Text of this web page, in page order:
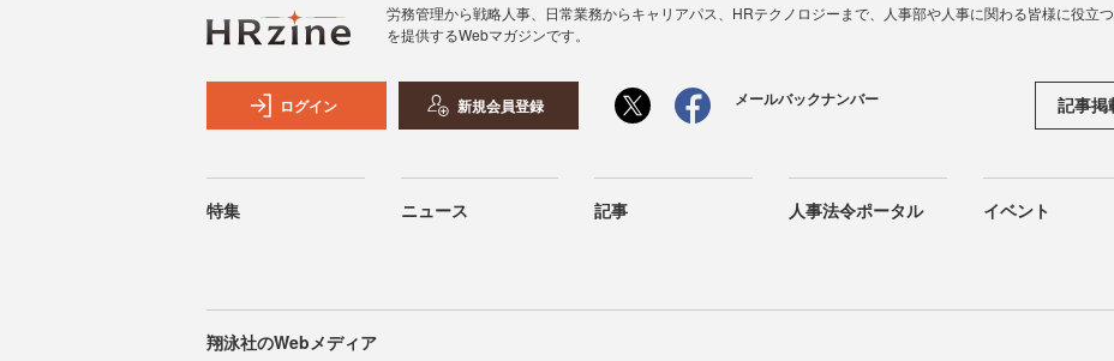
労務管理から戦略人事、日常業務からキャリアパス、HRテクノロジーまで、人事部や人事に関わる皆様に役立
を提供するWebマガジンです。
ログイン 新規会員登録 メールバックナンバー 記事掲
特集 ニュース 記事 人事法令ポータル イベント
翔泳社のWebメディア